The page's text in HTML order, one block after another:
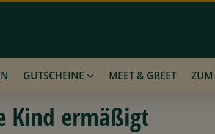
GUTSCHEINE MEET & GREET ZUM
Kind ermäßigt